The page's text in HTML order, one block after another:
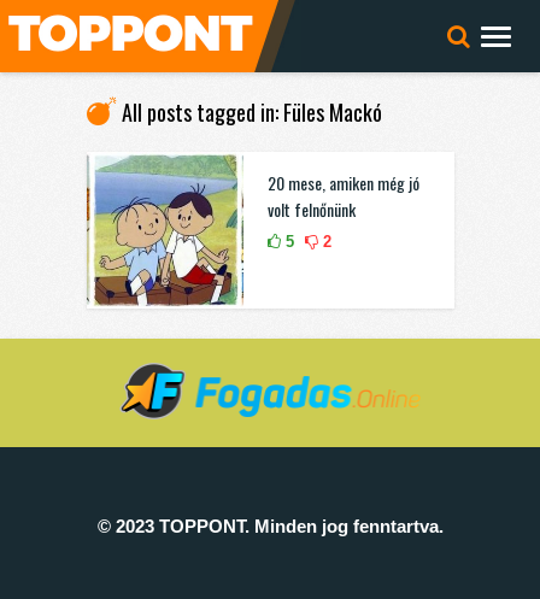
All posts tagged in: Füles Mackó
20 mese, amiken még jó
volt felnőnünk
5 2
© 2023 TOPPONT. Minden jog fenntartva.